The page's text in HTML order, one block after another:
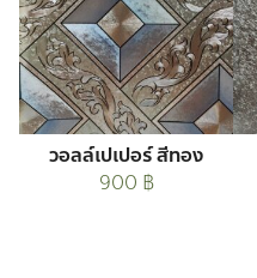
วอลล์เปเปอร์ สีทอง
900 ฿